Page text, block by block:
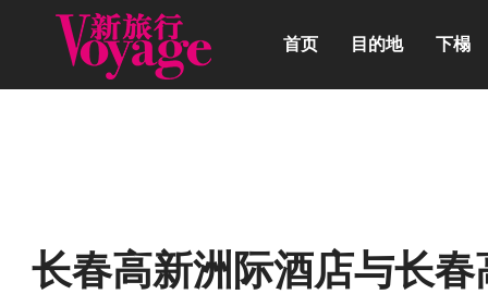
首页 目的地 下榻
长春高新洲际酒店与长